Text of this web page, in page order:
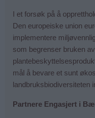
I et forsøk på å
Den europeiske union
implementere
som begrenser bruken
mål å bevare et sunt
landbruksbiodiversiteten
Partnere Engasjert i